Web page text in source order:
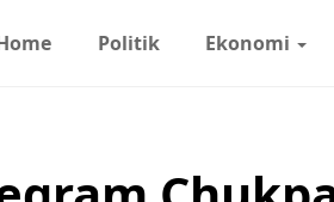
Politik Ekonomi